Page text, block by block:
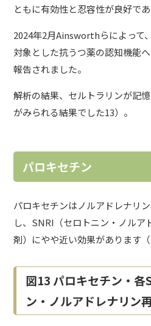
ともに有効性と忍容性が良好で
2024年2月Ainsworthらによって
対象とした抗うつ薬の認知機能
報告されました。
解析の結果、セルトラリンが記
がみられる結果でした13）。
パロキセチン
パロキセチンはノルアドレナリ
し、 SNRI （セロトニン・ノル
剤）にやや近い効果があります（
図13 パロキセチン・各
ン・ノルアドレナリン